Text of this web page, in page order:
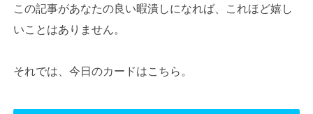
この記事があなたの良い暇潰しになれば、これほど嬉し
いことはありません。
それでは、今日のカードはこちら。